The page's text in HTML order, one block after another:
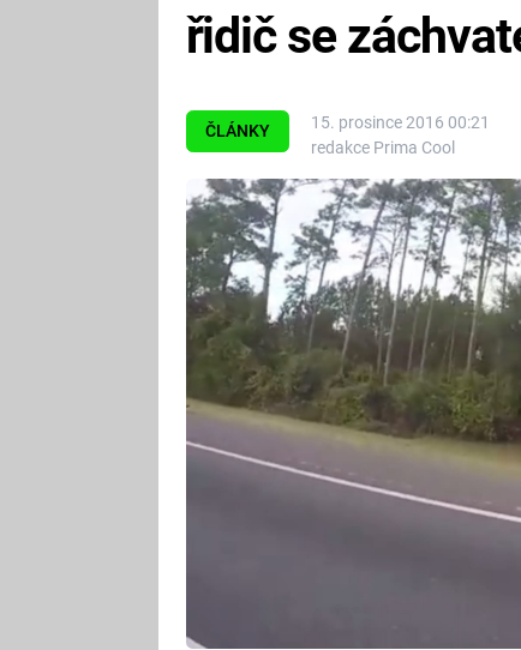
ČLÁNKY
15. prosince 2016 00:21
redakce Prima Cool
řidič se